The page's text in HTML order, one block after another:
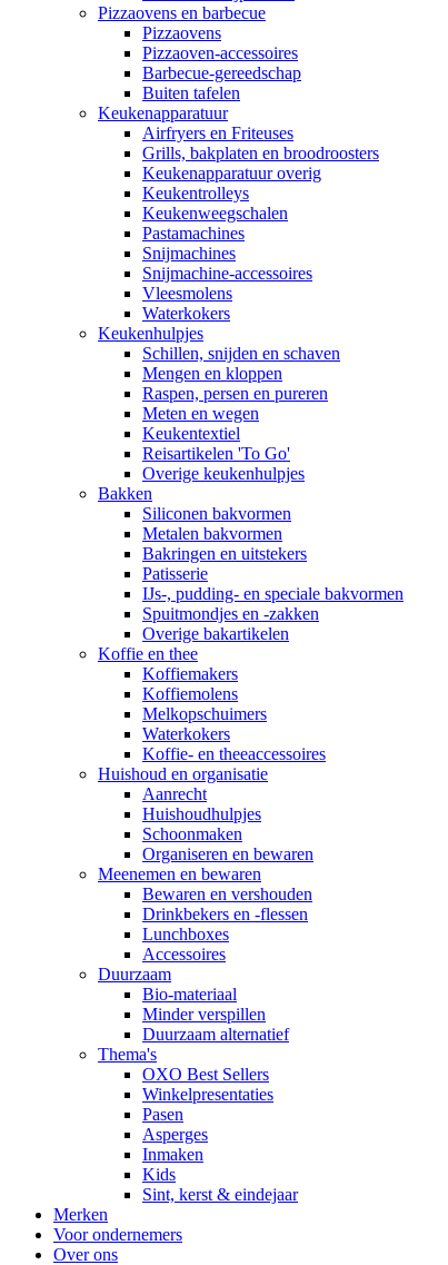
Pizzaovens en barbecue
Pizzaovens
Pizzaoven-accessoires
Barbecue-gereedschap
Buiten tafelen
Keukenapparatuur
Airfryers en Friteuses
Grills, bakplaten en broodroosters
Keukenapparatuur overig
Keukentrolleys
Keukenweegschalen
Pastamachines
Snijmachines
Snijmachine-accessoires
Vleesmolens
Waterkokers
Keukenhulpjes
Schillen, snijden en schaven
Mengen en kloppen
Raspen, persen en pureren
Meten en wegen
Keukentextiel
Reisartikelen 'To Go'
Overige keukenhulpjes
Bakken
Siliconen bakvormen
Metalen bakvormen
Bakringen en uitstekers
Patisserie
IJs-, pudding- en speciale bakvormen
Spuitmondjes en -zakken
Overige bakartikelen
Koffie en thee
Koffiemakers
Koffiemolens
Melkopschuimers
Waterkokers
Koffie- en theeaccessoires
Huishoud en organisatie
Aanrecht
Huishoudhulpjes
Schoonmaken
Organiseren en bewaren
Meenemen en bewaren
Bewaren en vershouden
Drinkbekers en -flessen
Lunchboxes
Accessoires
Duurzaam
Bio-materiaal
Minder verspillen
Duurzaam alternatief
Thema's
OXO Best Sellers
Winkelpresentaties
Pasen
Asperges
Inmaken
Kids
Sint, kerst & eindejaar
Merken
Voor ondernemers
Over ons